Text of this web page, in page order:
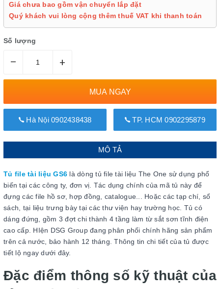
Giá chưa bao gồm vận chuyển lắp đặt
Quý khách vui lòng cộng thêm thuế VAT khi thanh toán
Số lượng
– +
MUA NGAY
Hà Nội 0902438438 TP. HCM 0902295879
MÔ TẢ
Tủ file tài liệu GS6 là dòng tủ file tài liệu The One sử dụng phổ
biến tại các công ty, đơn vị. Tác dụng chính của mã tủ này để
đựng các file hồ sơ, hợp đồng, catalogue... Hoặc các tạp chí, sổ
sách, tại liệu trưng bày tại các thư viện hay trường học. Tủ có
dáng đứng, gồm 3 đợt chi thành 4 tầng làm từ sắt sơn tĩnh điện
cao cấp. HIện DSG Group đang phân phối chính hãng sản phẩm
trên cả nước, bảo hành 12 tháng. Thông tin chi tiết của tủ được
tiết lộ ngay dưới đây.
Đặc điểm thông số kỹ thuật của